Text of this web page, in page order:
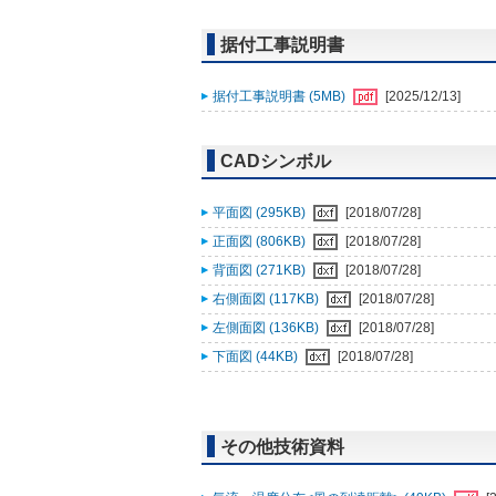
据付工事説明書
据付工事説明書 (5MB) [2025/12/13]
CADシンボル
平面図 (295KB)
[2018/07/28]
正面図 (806KB)
[2018/07/28]
背面図 (271KB)
[2018/07/28]
右側面図 (117KB)
[2018/07/28]
左側面図 (136KB)
[2018/07/28]
下面図 (44KB)
[2018/07/28]
その他技術資料